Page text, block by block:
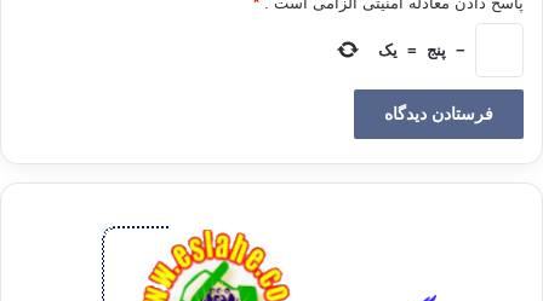
سلفی جهادی در سایر مناطق لیبی ؛ بویژه در مناطق قَبَلی محافظه
کار که جوانان متدین زیادی را در خود جمع نموده ، طرفدار پیدا
نموده است ، دانستن این نکته مهم است که جامعه لیبی اساساً
محافظه کار بوده و در نتیجه از آمادگی تمام و کمال برای پذیرش این
گونه افکار برخوردار است.
باعث شده که تعداد فراوانی از رزمندگان و فعالان غیر لیبی ؛ بویژه
از دوکشور همجوار تونس و الجزایر و همچنین یمن و سودان به این
کشور سرازیر شوند البته علاوه بر تعدادی از مسلمانان ساکن در
− پنج = یک